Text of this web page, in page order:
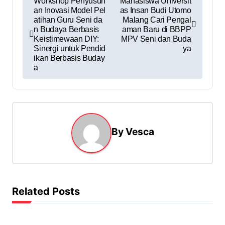
an Inovasi Model Pel
atihan Guru Seni da
n Budaya Berbasis
Keistimewaan DIY:
Sinergi untuk Pendid
ikan Berbasis Buday
a
as Insan Budi Utomo
Malang Cari Pengal
aman Baru di BBPP
MPV Seni dan Buda
ya
ByVesca
Related Posts